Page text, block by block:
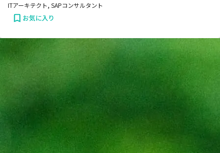
ITアーキテクト, SAPコンサルタント
お気に入り